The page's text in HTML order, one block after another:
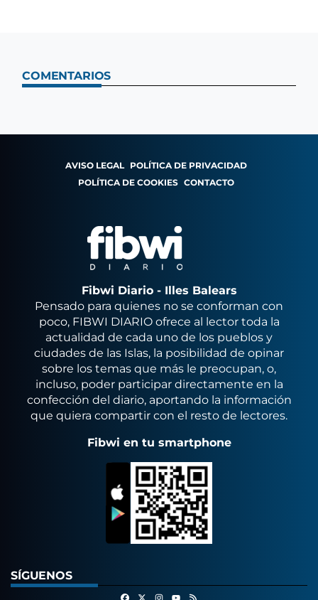
COMENTARIOS
AVISO LEGAL POLÍTICA DE PRIVACIDAD
POLÍTICA DE COOKIES CONTACTO
Fibwi Diario - Illes Balears
Pensado para quienes no se conforman con
poco, FIBWI DIARIO ofrece al lector toda la
actualidad de cada uno de los pueblos y
ciudades de las Islas, la posibilidad de opinar
sobre los temas que más le preocupan, o,
incluso, poder participar directamente en la
confección del diario, aportando la información
que quiera compartir con el resto de lectores.
Fibwi en tu smartphone
SÍGUENOS
FacebookInstagram